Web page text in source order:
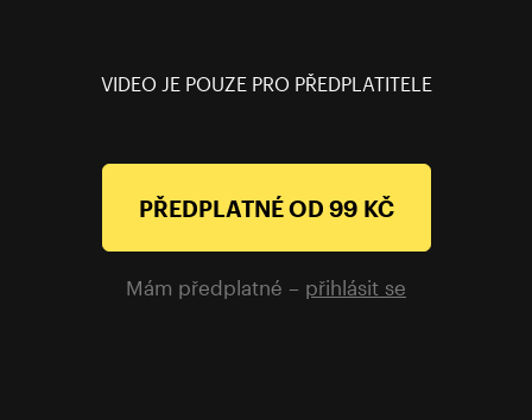
VIDEO JE POUZE PRO PŘEDPLATITELE
PŘEDPLATNÉ OD 99 KČ
Mám předplatné – přihlásit se